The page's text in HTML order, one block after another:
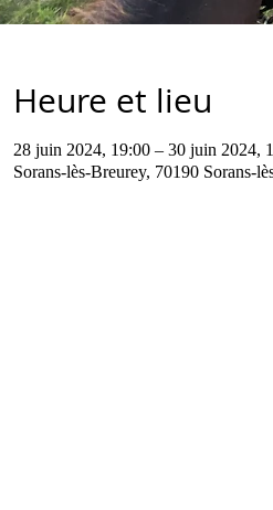
Heure et lieu
28 juin 2024, 19:00 – 30 juin 2024,
Sorans-lès-Breurey, 70190 Sorans-